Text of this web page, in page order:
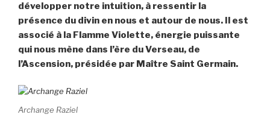
développer notre intuition, à ressentir la
présence du divin en nous et autour de nous. Il est
associé à la Flamme Violette, énergie puissante
qui nous mène dans l’ère du Verseau, de
l’Ascension, présidée par Maître Saint Germain.
Archange Raziel